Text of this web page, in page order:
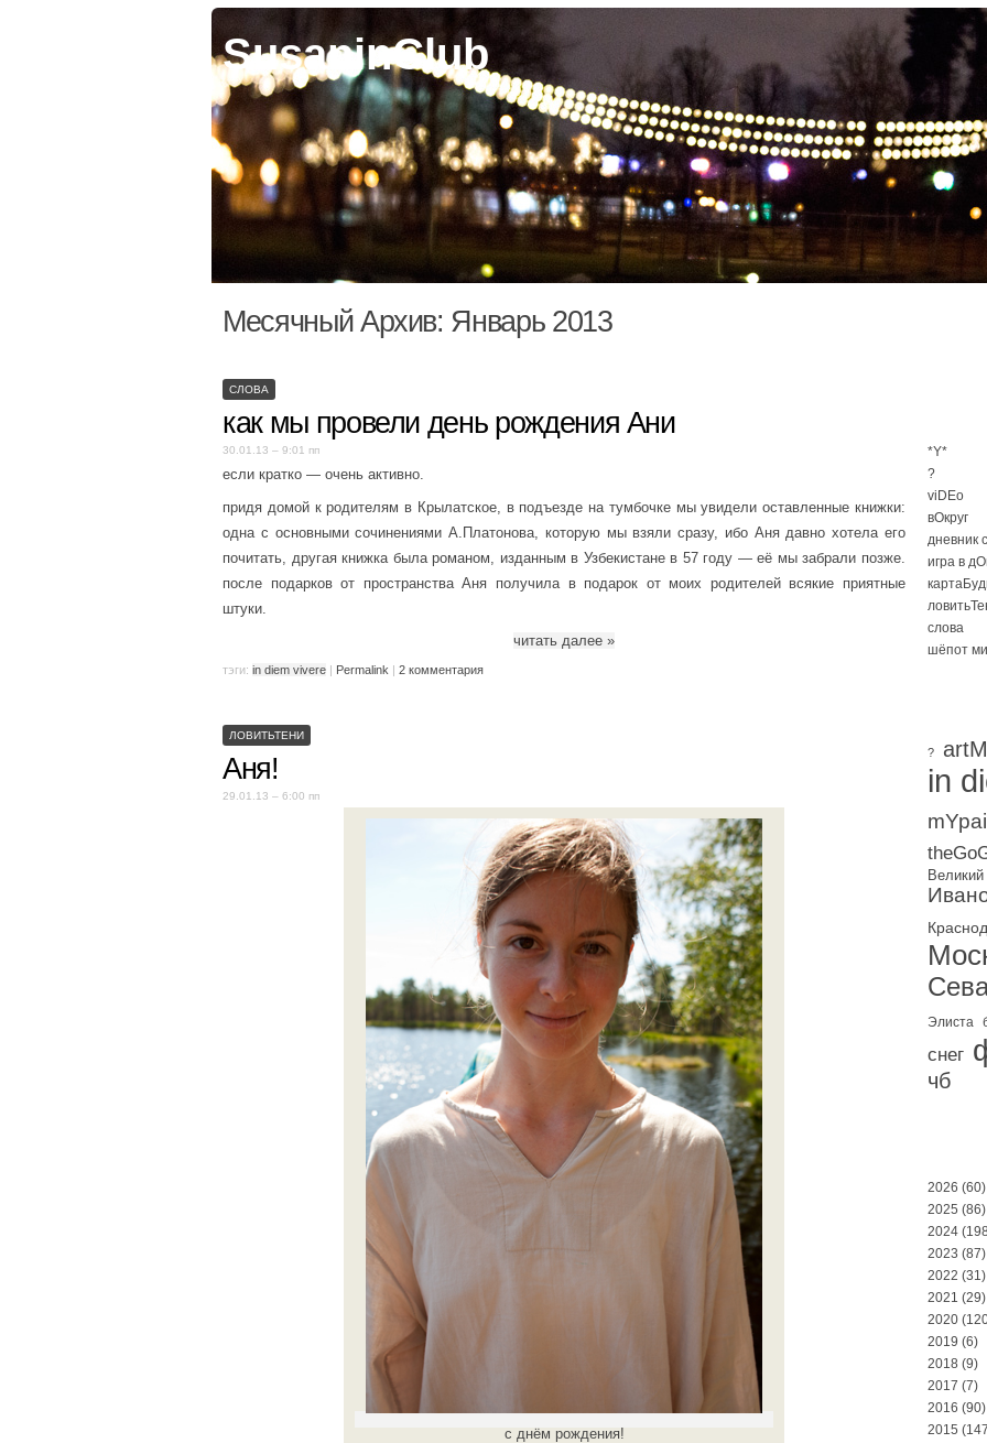
SusaninClub
Месячный Архив: Январь 2013
СЛОВА
как мы провели день рождения Ани
30.01.13 – 9:01 пп
если кратко — очень активно.
придя домой к родителям в Крылатское, в подъезде на тумбочке мы увидели оставленные книжки:
одна с основными сочинениями А.Платонова, которую мы взяли сразу, ибо Аня давно хотела его
почитать, другая книжка была романом, изданным в Узбекистане в 57 году — её мы забрали позже.
после подарков от пространства Аня получила в подарок от моих родителей всякие приятные
штуки.
читать далее »
тэги: in diem vivere | Permalink | 2 комментария
ЛОВИТЬТЕНИ
Аня!
29.01.13 – 6:00 пп
с днём рождения!
*Y*
?
viDEo
вОкруг
дневник
игра в
слова
шёпот
?
in
Элиста
снег
чб
2026 (60)
2025 (86)
2024
2023 (87)
2022 (31)
2021 (29)
2020
2019 (6)
2018 (9)
2017 (7)
2016 (90)
2015